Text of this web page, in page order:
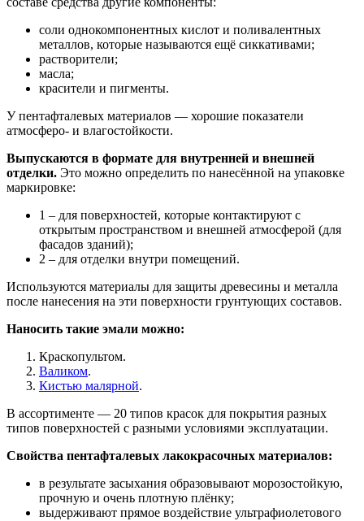
соли однокомпонентных кислот и поливалентных
металлов, которые называются ещё сиккативами;
растворители;
масла;
красители и пигменты.
У пентафталевых материалов — хорошие показатели
атмосферо- и влагостойкости.
Выпускаются в формате для внутренней и внешней
отделки. Это можно определить по нанесённой на упаковке
маркировке:
1 – для поверхностей, которые контактируют с
открытым пространством и внешней атмосферой (для
фасадов зданий);
2 – для отделки внутри помещений.
Используются материалы для защиты древесины и металла
после нанесения на эти поверхности грунтующих составов.
Наносить такие эмали можно:
Краскопультом.
Валиком.
Кистью малярной.
В ассортименте — 20 типов красок для покрытия разных
типов поверхностей с разными условиями эксплуатации.
Свойства пентафталевых лакокрасочных материалов:
в результате засыхания образовывают морозостойкую,
прочную и очень плотную плёнку;
выдерживают прямое воздействие ультрафиолетового